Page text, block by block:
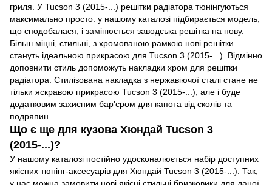
гриля. У Tucson 3 (2015-...) решітки радіатора тюнінгуються
максимально просто: у нашому каталозі підбирається модель,
що сподобалася, і замінюється заводська решітка на нову.
Більш міцні, стильні, з хромованою рамкою нові решітки
стануть ідеальною прикрасою для Tucson 3 (2015-...). Відмінно
доповнити стиль допоможуть накладки хром для решітки
радіатора. Стилізована накладка з нержавіючої сталі стане не
тільки яскравою прикрасою Tucson 3 (2015-...), але і буде
додатковим захисним бар'єром для капота від сколів та
подряпин.
Що є ще для кузова Хюндай Tucson 3
(2015-...)?
У нашому каталозі постійно удосконалюється набір доступних
якісних тюнінг-аксесуарів для Хюндай Tucson 3 (2015-...). Так,
у нас можна замовити нові якісні стильні бризковики для даної